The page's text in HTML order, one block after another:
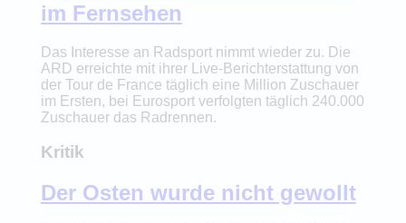
im Fernsehen
Das Interesse an Radsport nimmt wieder zu. Die
ARD erreichte mit ihrer Live-Berichterstattung von
der Tour de France täglich eine Million Zuschauer
im Ersten, bei Eurosport verfolgten täglich 240.000
Zuschauer das Radrennen.
Kritik
Der Osten wurde nicht gewollt